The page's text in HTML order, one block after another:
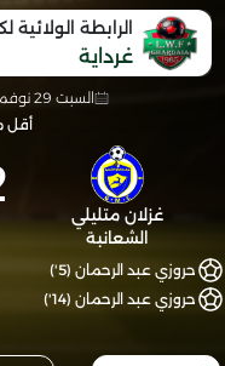
الرابطة الولائية
غرداية
السبت 29 نوفمبر 2025
أقل من
غزلان متليلي
الشعانبة
حروزي عبد الرحمان (5')
حروزي عبد الرحمان (14')